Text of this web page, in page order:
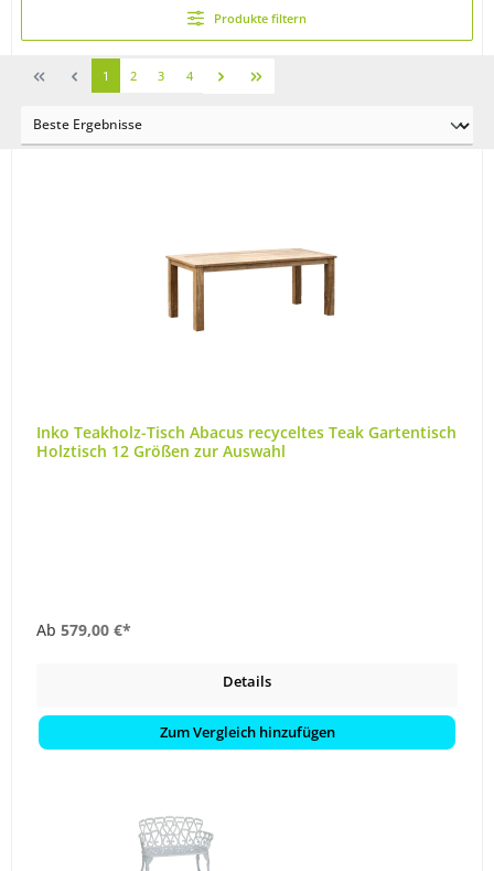
Produkte filtern
1 2 3 4
Inko Teakholz-Tisch Abacus recyceltes Teak Gartentisch
Holztisch 12 Größen zur Auswahl
Ab 579,00 €*
Details
Zum Vergleich hinzufügen